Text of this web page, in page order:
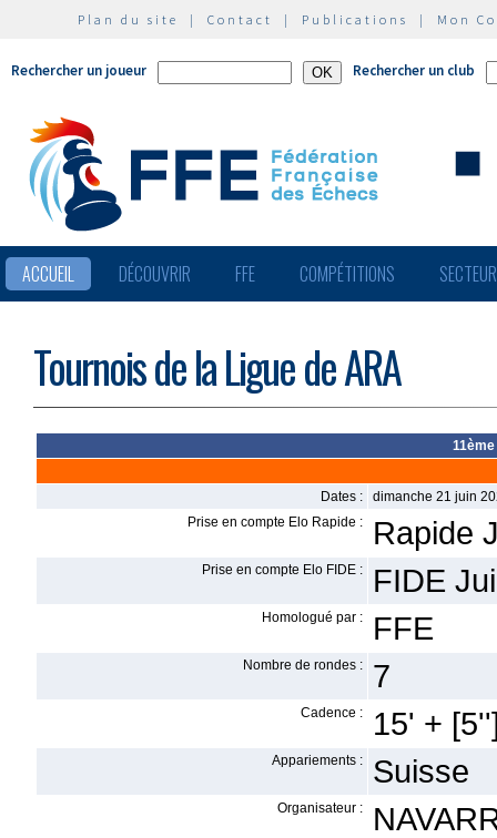
Plan du site | Contact | Publications | Mon
Rechercher un joueur Rechercher un club
ACCUEIL DÉCOUVRIR FFE COMPÉTITIONS
Tournois de la Ligue de ARA
Dates :
dimanche 21 juin
Prise en compte Elo Rapide :
Rapide
Prise en compte Elo FIDE : FIDE
Homologué par : FFE
Nombre de rondes : 7
Cadence : 15' +
Appariements : Suisse
Organisateur :